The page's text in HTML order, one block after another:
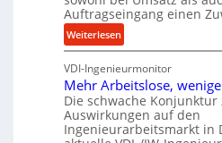
z
e
s
s
i
e
b
u
n
d
H
y
i
s
e
u
n
d
l
a
n
Auftragseingang einen
Weiterlesen:
K
r
o
n
e
s
VDI-Ingenieurmonitor
Mehr Arbeitslose,
Die schwache Konjunktur
Auswirkungen auf den
Ingenieurarbeitsmarkt in